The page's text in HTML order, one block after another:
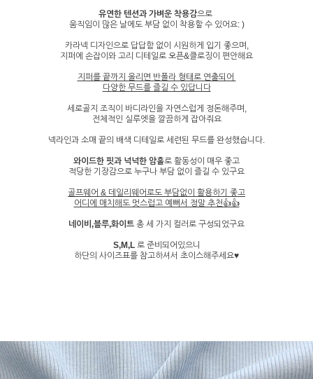
유연한 텐션과 가벼운 착용감으로
움직임이 많은 날에도 부담 없이 착용할 수 있어요: )
카라넥 디자인으로 답답함 없이 시원하게 입기 좋으며,
지퍼에 손잡이와 고리 디테일로 오픈&클로징이 편안해요
지퍼를 끝까지 올리면 반폴라 형태로 연출되어
다양한 무드를 즐길 수 있답니다
세로골지 조직이 바디라인을 자연스럽게 정돈해주며,
전체적인 실루엣을 깔끔하게 잡아줘요
넥라인과 소매 끝의 배색 디테일로 세련된 무드를 완성했습니다.
와이드한 핏과 넉넉한 암홀로 활동성이 매우 좋고
적당한 기장감으로 누구나 부담 없이 즐길 수 있구요
골프웨어 & 데일리웨어로도 부담없이 활용하기 좋고
어디에 매치해도 멋스럽고 예뻐서 정말 추천👍👍
네이비,블루,화이트 총 세 가지 컬러로 구성되었구요
S,M,L로 준비되어있으니
하단의 사이즈표를 참고하셔서 초이스해주세요♥